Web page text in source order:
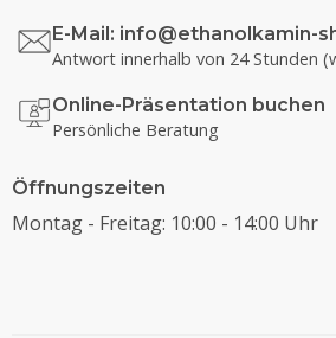
E-Mail: info@ethanolkamin-
Antwort innerhalb von 24 Stunden
Online-Präsentation buchen
Persönliche Beratung
Öffnungszeiten
Montag - Freitag: 10:00 - 14:00 Uhr